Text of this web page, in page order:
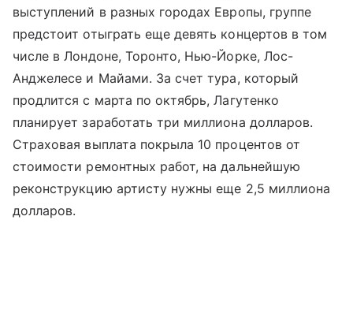
выступлений в разных городах Европы, группе
предстоит отыграть еще девять концертов в том
числе в Лондоне, Торонто, Нью-Йорке, Лос-
Анджелесе и Майами. За счет тура, который
продлится с марта по октябрь, Лагутенко
планирует заработать три миллиона долларов.
Страховая выплата покрыла 10 процентов от
стоимости ремонтных работ, на дальнейшую
реконструкцию артисту нужны еще 2,5 миллиона
долларов.